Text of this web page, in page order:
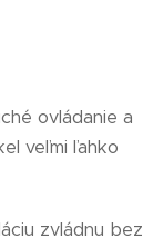
ovládanie a
veľmi ľahko
zvládnu bez